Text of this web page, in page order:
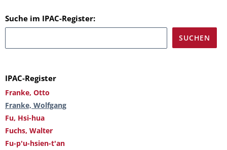
Suche im IPAC-Register:
IPAC-Register
Franke, Otto
Franke, Wolfgang
Fu, Hsi-hua
Fuchs, Walter
Fu-p'u-hsien-t'an